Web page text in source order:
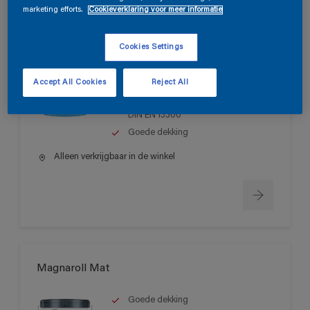
Matte, oplosmiddelvrije muurverf
voor binnen
DIN EN 13300
Goede dekking
Alleen verkrijgbaar in de winkel
Magnaroll Mat
Goede dekking
marketing efforts.
Cookieverklaring voor meer informatie
Cookies Settings
Reject All
Accept All Cookies